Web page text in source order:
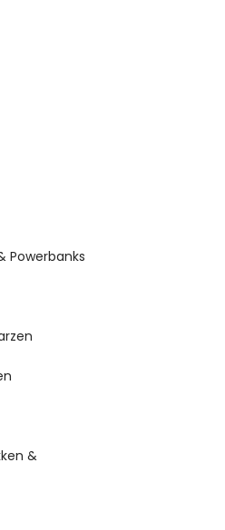
Powerbanks
&